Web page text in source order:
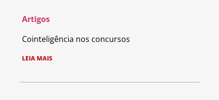
Artigos
Cointeligência nos concursos
LEIA MAIS